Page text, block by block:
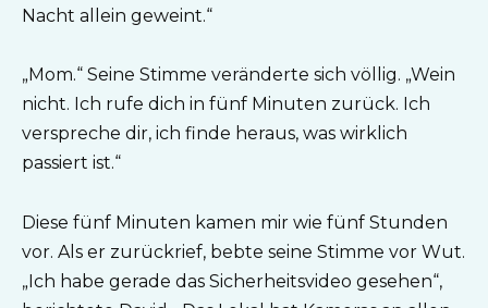
Nacht allein geweint.“
„Mom.“ Seine Stimme veränderte sich völlig. „Wein
nicht. Ich rufe dich in fünf Minuten zurück. Ich
verspreche dir, ich finde heraus, was wirklich
passiert ist.“
Diese fünf Minuten kamen mir wie fünf Stunden
vor. Als er zurückrief, bebte seine Stimme vor Wut.
„Ich habe gerade das Sicherheitsvideo gesehen“,